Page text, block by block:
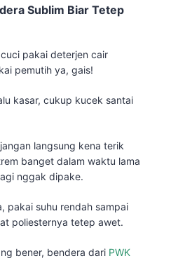
Sublim Biar Tetep
pakai deterjen cair
pemutih ya, gais!
kasar, cukup kucek santai
langsung kena terik
banget dalam waktu lama
nggak dipake.
pakai suhu rendah sampai
poliesternya tetep awet.
bener, bendera dari PWK